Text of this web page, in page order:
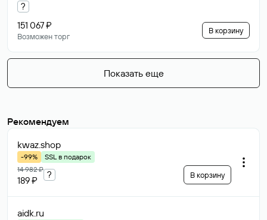
?
151 067 ₽
Возможен торг
В корзину
Показать еще
Рекомендуем
kwaz.shop
-99%
SSL в подарок
14 982 ₽
189 ₽
? В корзину
aidk.ru